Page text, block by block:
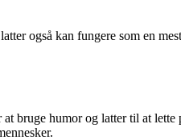
også kan fungere som en
bruge humor og latter til at